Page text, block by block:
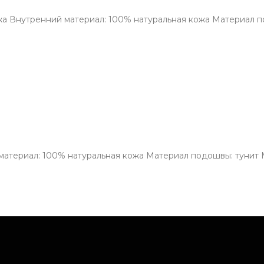
Внутренний материал: 100% натуральная кожа Материал
100% натуральная кожа Материал подошвы: тунит